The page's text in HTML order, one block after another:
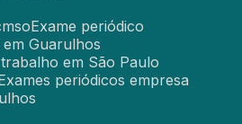
Exame periódico
em Guarulhos
em São Paulo
Exames periódicos empresa